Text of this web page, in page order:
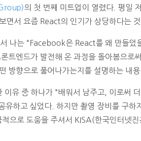
의 첫 번째 미트업이 열렸다. 평일
면서 요즘 React의 인기가 상당하다는 것
나는 "Facebook은 React를 왜 만들었
트엔드가 발전해 온 과정을 돌아봄으로
방향으로 풀어나가는지를 설명하는 내용
이유 중 하나가 "배워서 남주고, 이로써
유하고 싶었다. 하지만 촬영 장비를 구하
으로 도움을 주셔서 KISA(한국인터넷